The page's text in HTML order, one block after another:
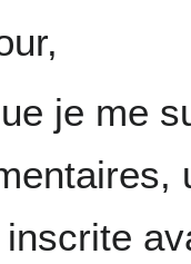
je me